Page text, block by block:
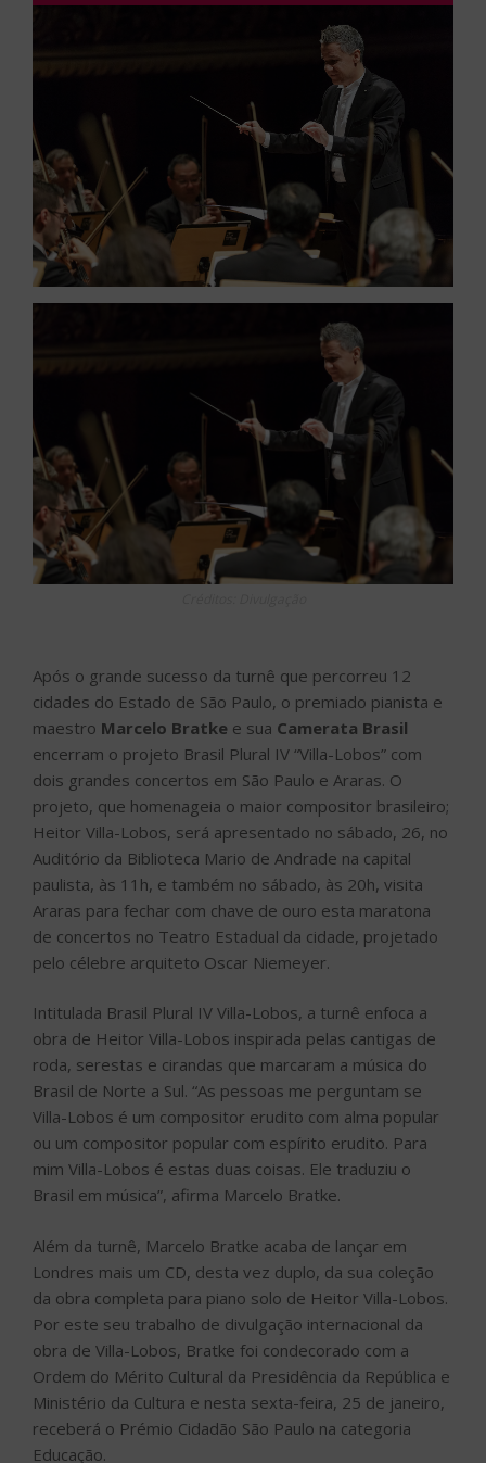
Após o grande sucesso da turnê que percorreu 12
cidades do Estado de São Paulo, o premiado pianista e
maestro Marcelo Bratke e sua Camerata Brasil
encerram o projeto Brasil Plural IV “Villa-Lobos” com
dois grandes concertos em São Paulo e Araras. O
projeto, que homenageia o maior compositor brasileiro;
Heitor Villa-Lobos, será apresentado no sábado, 26, no
Auditório da Biblioteca Mario de Andrade na capital
paulista, às 11h, e também no sábado, às 20h, visita
Araras para fechar com chave de ouro esta maratona
de concertos no Teatro Estadual da cidade, projetado
pelo célebre arquiteto Oscar Niemeyer.
Intitulada Brasil Plural IV Villa-Lobos, a turnê enfoca a
obra de Heitor Villa-Lobos inspirada pelas cantigas de
roda, serestas e cirandas que marcaram a música do
Brasil de Norte a Sul. “As pessoas me perguntam se
Villa-Lobos é um compositor erudito com alma popular
ou um compositor popular com espírito erudito. Para
mim Villa-Lobos é estas duas coisas. Ele traduziu o
Brasil em música”, afirma Marcelo Bratke.
Além da turnê, Marcelo Bratke acaba de lançar em
Londres mais um CD, desta vez duplo, da sua coleção
da obra completa para piano solo de Heitor Villa-Lobos.
Por este seu trabalho de divulgação internacional da
obra de Villa-Lobos, Bratke foi condecorado com a
Ordem do Mérito Cultural da Presidência da República e
Ministério da Cultura e nesta sexta-feira, 25 de janeiro,
receberá o Prémio Cidadão São Paulo na categoria
Educação.